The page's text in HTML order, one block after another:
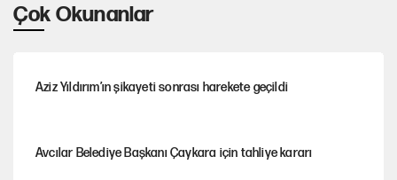
Çok Okunanlar
Aziz Yıldırım’ın şikayeti sonrası harekete geçildi
Avcılar Belediye Başkanı Çaykara için tahliye kararı